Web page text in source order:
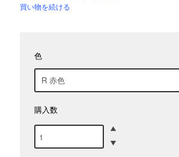
買い物を続ける
色
購入数